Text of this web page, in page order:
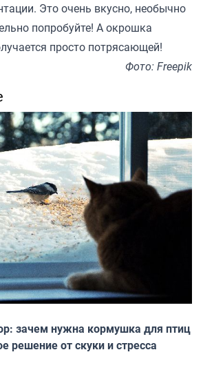
Это очень вкусно, необычно
попробуйте! А окрошка
просто потрясающей!
Фото: Freepik
зачем нужна кормушка для птиц
решение от скуки и стресса